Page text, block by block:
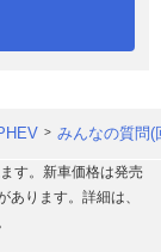
みんなの質問(
す。新車価格は発売
ります。詳細は、